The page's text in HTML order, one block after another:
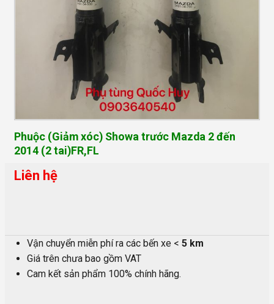
Phuộc (Giảm xóc) Showa trước Mazda 2 đến
2014 (2 tai)FR,FL
Liên hệ
Vận chuyển miễn phí ra các bến xe < 5 km
Giá trên chưa bao gồm VAT
Cam kết sản phẩm 100% chính hãng.